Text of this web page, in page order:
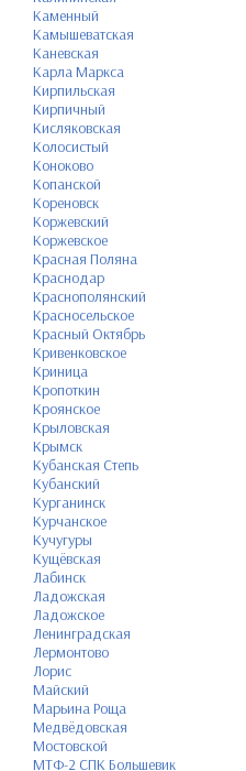
Каменный
Камышеватская
Каневская
Карла Маркса
Кирпильская
Кирпичный
Кисляковская
Колосистый
Коноково
Копанской
Кореновск
Коржевский
Коржевское
Красная Поляна
Краснодар
Краснополянский
Красносельское
Красный Октябрь
Кривенковское
Криница
Кропоткин
Кроянское
Крыловская
Крымск
Кубанская Степь
Кубанский
Курганинск
Курчанское
Кучугуры
Кущёвская
Лабинск
Ладожская
Ладожское
Ленинградская
Лермонтово
Лорис
Майский
Марьина Роща
Медвёдовская
Мостовской
МТФ-2 СПК Большевик